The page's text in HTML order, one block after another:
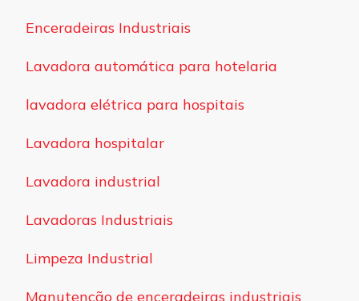
Enceradeiras Industriais
Lavadora automática para hotelaria
lavadora elétrica para hospitais
Lavadora hospitalar
Lavadora industrial
Lavadoras Industriais
Limpeza Industrial
Manutenção de enceradeiras industriais